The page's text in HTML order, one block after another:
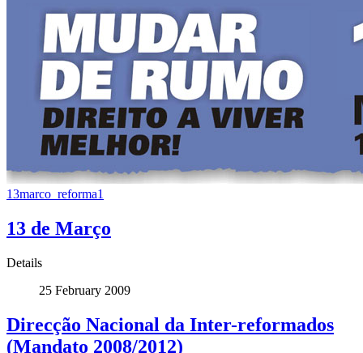
13marco_reforma1
13 de Março
Details
25 February 2009
Direcção Nacional da Inter-reformados
(Mandato 2008/2012)